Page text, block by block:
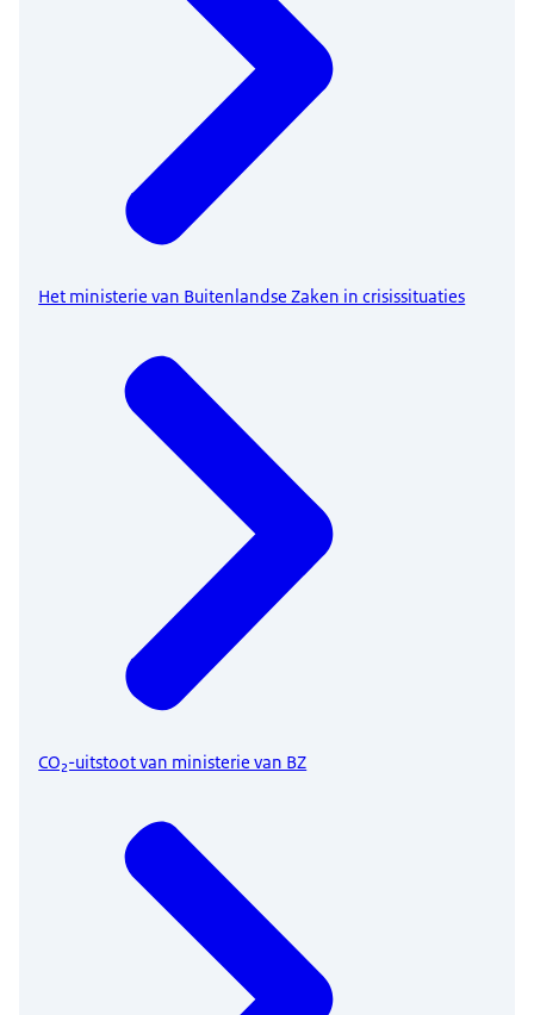
Het ministerie van Buitenlandse Zaken in crisissituaties
CO₂-uitstoot van ministerie van BZ